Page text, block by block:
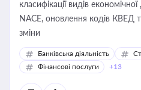
класифікації видів
NACE, оновлення кодів КВЕД
зміни
Банківська діяльність
Фінансові послуги
+13